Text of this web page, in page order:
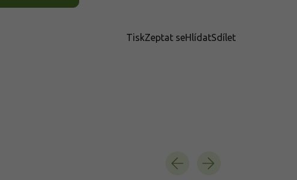
TiskZeptat seHlídatSdílet